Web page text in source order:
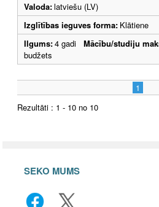
Valoda:latviešu (LV)
Izglītības ieguves forma: Klātiene
Ilgums:4 gadi Mācību/studiju
budžets
1
Rezultāti : 1 - 10 no 10
SEKO MUMS